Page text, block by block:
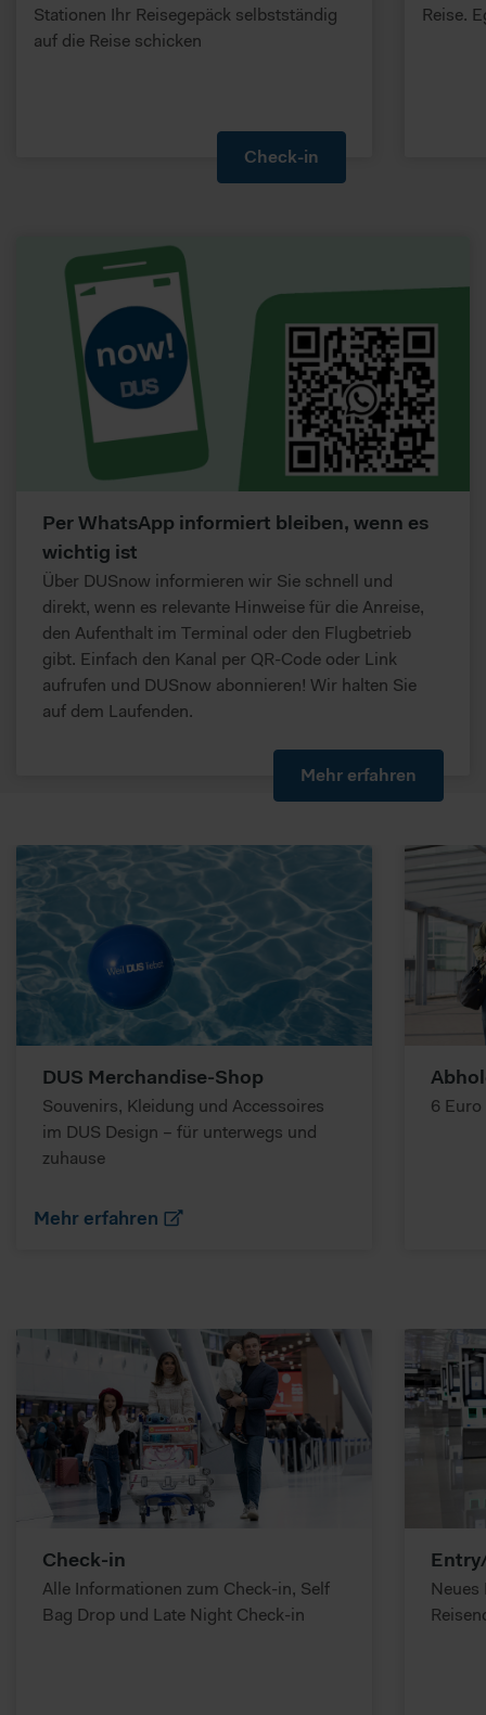
Stationen Ihr Reisegepäck selbstständig
auf die Reise schicken
Check-in
Reise.
Per WhatsApp informiert bleiben, wenn es
wichtig ist
Über DUSnow informieren wir Sie schnell und
direkt, wenn es relevante Hinweise für die Anreise,
den Aufenthalt im Terminal oder den Flugbetrieb
gibt. Einfach den Kanal per QR-Code oder Link
aufrufen und DUSnow abonnieren! Wir halten Sie
auf dem Laufenden.
Mehr erfahren
DUS Merchandise-Shop
Souvenirs, Kleidung und Accessoires
im DUS Design – für unterwegs und
zuhause
Mehr erfahren
6
Check-in
Alle Informationen zum Check-in, Self
Bag Drop und Late Night Check-in
Neues